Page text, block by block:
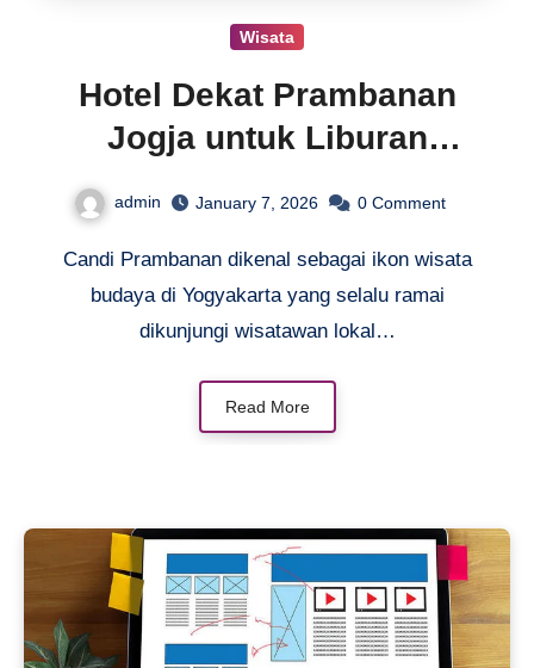
Wisata
Hotel Dekat Prambanan
Jogja untuk Liburan
admin January 7, 2026 0 Comment
Candi Prambanan dikenal sebagai ikon wisata
budaya di Yogyakarta yang selalu ramai
dikunjungi wisatawan lokal…
Read More